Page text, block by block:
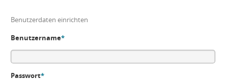
Benutzerdaten einrichten
Benutzername*
Passwort*